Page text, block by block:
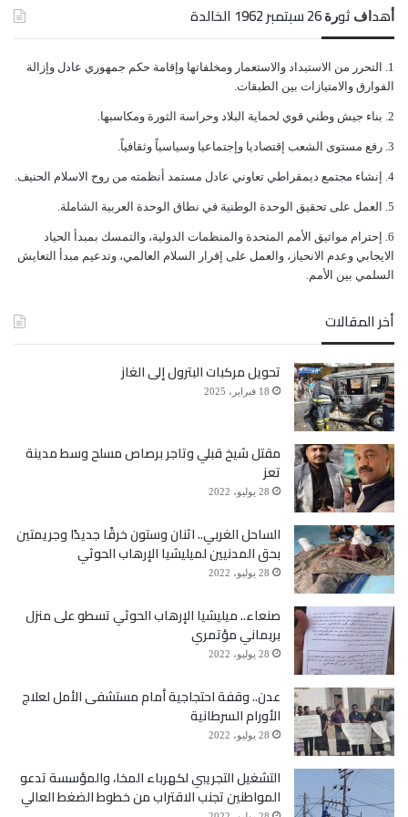
ﺃﻫﺪﺍﻑ ﺛﻮﺭﺓ 26 ﺳﺒﺘﻤﺒﺮ 1962 الخالدة
ﺍﻟﺘﺤﺮﺭ ﻣﻦ ﺍﻻﺳﺘﺒﺪﺍﺩ ﻭﺍﻻﺳﺘﻌﻤﺎﺭ ﻭﻣﺨﻠﻔﺎﺗﻬﺎ ﻭﺇﻗﺎﻣﺔ ﺣﻜﻢ ﺟﻤﻬﻮﺭﻱ ﻋﺎﺩﻝ ﻭﺇﺯﺍﻟﺔ
ﺍﻟﻔﻮﺍﺭﻕ ﻭﺍﻻﻣﺘﻴﺎﺯﺍﺕ ﺑﻴﻦ ﺍﻟﻄﺒﻘﺎﺕ.
ﺑﻨﺎﺀ ﺟﻴﺶ ﻭﻃﻨﻲ ﻗﻮﻱ ﻟﺤﻤﺎﻳﺔ ﺍﻟﺒﻼﺩ ﻭﺣﺮﺍﺳﺔ ﺍﻟﺜﻮﺭﺓ ﻭﻣﻜﺎﺳﺒﻬﺎ.
ﺭﻓﻊ ﻣﺴﺘﻮﻯ ﺍﻟﺸﻌﺐ ﺇﻗﺘﺼﺎﺩﻳﺎ ﻭﺇﺟﺘﻤﺎﻋﻴﺎ ﻭﺳﻴﺎﺳﻴﺎً ﻭﺛﻘﺎﻓﻴﺎً.
ﺇﻧﺸﺎﺀ ﻣﺠﺘﻤﻊ ﺩﻳﻤﻘﺮﺍﻃﻲ ﺗﻌﺎﻭﻧﻲ ﻋﺎﺩﻝ ﻣﺴﺘﻤﺪ ﺃﻧﻈﻤﺘﻪ ﻣﻦ ﺭﻭﺡ ﺍﻻﺳﻼﻡ ﺍﻟﺤﻨﻴﻒ.
ﺍﻟﻌﻤﻞ ﻋﻠﻰ ﺗﺤﻘﻴﻖ ﺍﻟﻮﺣﺪﺓ ﺍﻟﻮﻃﻨﻴﺔ ﻓﻲ ﻧﻄﺎﻕ ﺍﻟﻮﺣﺪﺓ ﺍﻟﻌﺮﺑﻴﺔ ﺍﻟﺸﺎﻣﻠﺔ.
ﺇﺣﺘﺮﺍﻡ ﻣﻮﺍﺛﻴﻖ الأﻣﻢ ﺍﻟﻤﺘﺤﺪﺓ ﻭﺍﻟﻤﻨﻈﻤﺎﺕ ﺍﻟﺪﻭﻟﻴﺔ، ﻭﺍﻟﺘﻤﺴﻚ ﺑﻤﺒﺪﺃ ﺍﻟﺤﻴﺎﺩ
ﺍﻻﻳﺠﺎﺑﻲ ﻭﻋﺪﻡ ﺍﻻﻧﺤﻴﺎﺯ، ﻭﺍﻟﻌﻤﻞ ﻋﻠﻰ ﺇﻗﺮﺍﺭ ﺍﻟﺴﻼﻡ ﺍﻟﻌﺎﻟﻤﻲ، ﻭﺗﺪﻋﻴﻢ ﻣﺒﺪﺃ ﺍﻟﺘﻌﺎﻳﺶ
ﺍﻟﺴﻠﻤﻲ ﺑﻴﻦ ﺍﻷﻣﻢ.
أخر المقالات
تحويل مركبات البترول إلى الغاز
18 فبراير، 2025
مقتل شيخ قبلي وتاجر برصاص مسلح وسط مدينة
تعز
28 يوليو، 2022
الساحل الغربي.. اثنان وستون خرقًا جديدًا وجريمتين
بحق المدنيين لميليشيا الإرهاب الحوثي
28 يوليو، 2022
صنعاء.. ميليشيا الإرهاب الحوثي تسطو على منزل
بربماني مؤتمري
28 يوليو، 2022
عدن.. وقفة احتجاجية أمام مستشفى الأمل لعلاج
الأورام السرطانية
28 يوليو، 2022
التشغيل التجريبي لكهرباء المخا، والمؤسسة تدعو
المواطنين تجنب الاقتراب من خطوط الضغط العالي